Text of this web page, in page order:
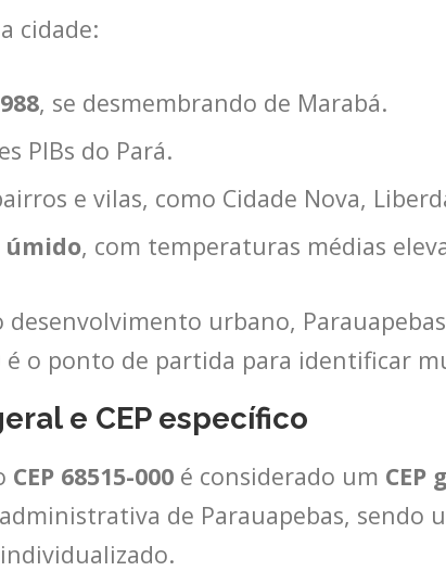
cidade:
, se desmembrando de Marabá.
PIBs do Pará.
e vilas, como Cidade Nova,
, com temperaturas médias
desenvolvimento urbano,
é o ponto de partida para identificar
e CEP específico
CEP 68515-000 é considerado um CEP
de Parauapebas, sendo